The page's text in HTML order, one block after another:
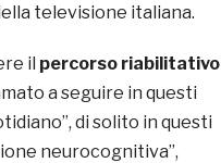
televisione italiana.
il percorso riabilitativo
a seguire in questi
di solito in questi
neurocognitiva”,